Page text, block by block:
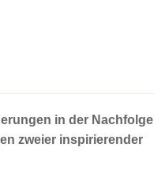
in der Nachfolge
zweier inspirierender